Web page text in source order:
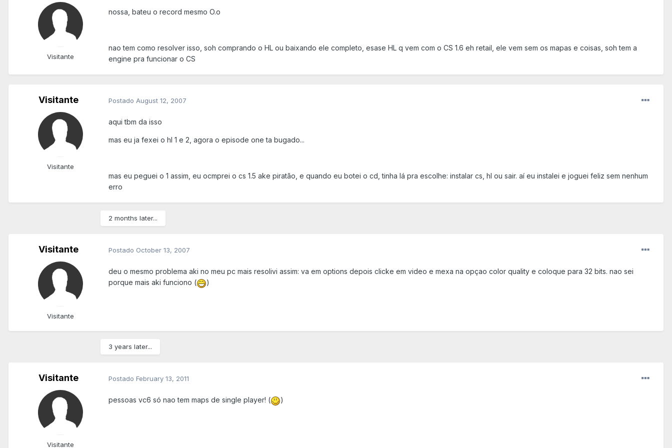
Visitante
nossa, bateu o record mesmo O.o
nao tem como resolver isso, soh comprando o HL ou baixando ele completo, esase HL q vem com o CS 1.6 eh retail, ele vem sem os mapas e coisas, soh tem a
engine pra funcionar o CS
Visitante
Visitante
Postado August 12, 2007
aqui tbm da isso
mas eu ja fexei o hl 1 e 2, agora o episode one ta bugado...
mas eu peguei o 1 assim, eu ocmprei o cs 1.5 ake piratão, e quando eu botei o cd, tinha lá pra escolhe: instalar cs, hl ou sair. aí eu instalei e joguei feliz sem nenhum
erro
2 months later...
Visitante
Visitante
Postado October 13, 2007
deu o mesmo problema aki no meu pc mais resolivi assim: va em options depois clicke em video e mexa na opçao color quality e coloque para 32 bits. nao sei
porque mais aki funciono (
)
3 years later...
Visitante
Visitante
Postado February 13, 2011
pessoas vc6 só nao tem maps de single player! ( )